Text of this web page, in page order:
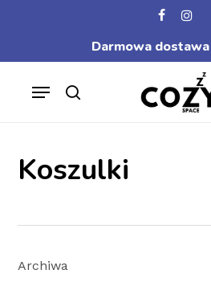
facebook
Darmowa
search
Menu
Koszulki
Archiwa